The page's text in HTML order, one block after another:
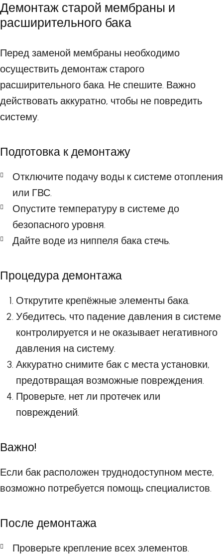
Демонтаж старой мембраны и
расширительного бака
Перед заменой мембраны необходимо
осуществить демонтаж старого
расширительного бака. Не спешите. Важно
действовать аккуратно, чтобы не повредить
систему.
Подготовка к демонтажу
Отключите подачу воды к системе отопления
или ГВС.
Опустите температуру в системе до
безопасного уровня.
Дайте воде из ниппеля бака стечь.
Процедура демонтажа
Открутите крепёжные элементы бака.
Убедитесь, что падение давления в системе
контролируется и не оказывает негативного
давления на систему.
Аккуратно снимите бак с места установки,
предотвращая возможные повреждения.
Проверьте, нет ли протечек или
повреждений.
Важно!
Если бак расположен труднодоступном месте,
возможно потребуется помощь специалистов.
После демонтажа
Проверьте крепление всех элементов.